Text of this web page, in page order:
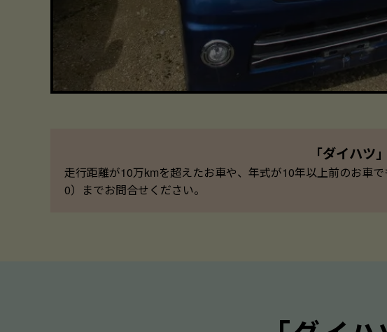
「ダイハ
走行距離が10万kmを超えたお車や、年式が10年以上前のお車
0）までお問合せください。